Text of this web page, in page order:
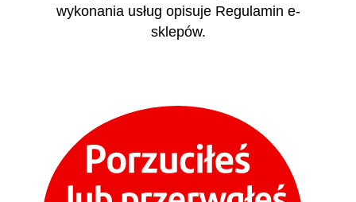
wykonania usług opisuje Regulamin e-
sklepów.